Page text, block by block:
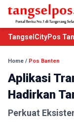
TangselCityPos
Home / Pos Banten
Aplikasi
Hadirkan
Perkuat